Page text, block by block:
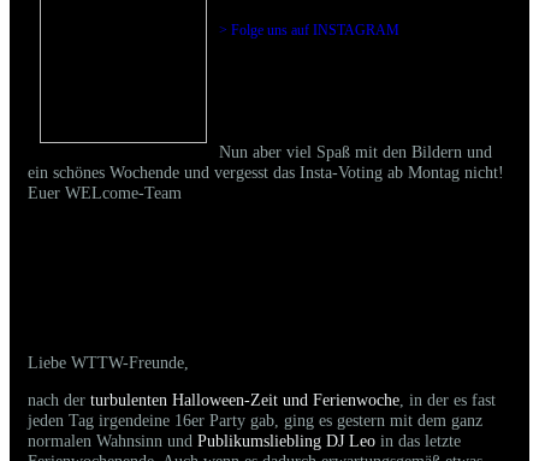
> Folge uns auf INSTAGRAM
Nun aber viel Spaß mit den Bildern und
ein schönes Wochende und vergesst das Insta-Voting ab Montag nicht!
Euer WELcome-Team
Liebe WTTW-Freunde,
nach der turbulenten Halloween-Zeit und Ferienwoche, in der es fast
jeden Tag irgendeine 16er Party gab, ging es gestern mit dem ganz
normalen Wahnsinn und Publikumsliebling DJ Leo in das letzte